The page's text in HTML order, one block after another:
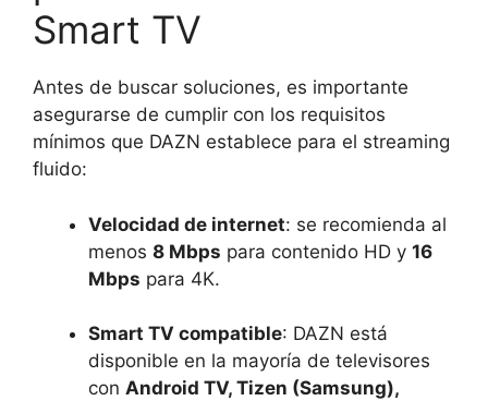
Smart TV
Antes de buscar soluciones, es importante
asegurarse de cumplir con los requisitos
mínimos que DAZN establece para el streaming
fluido:
Velocidad de internet: se recomienda al
menos 8 Mbps para contenido HD y 16
Mbps para 4K.
Smart TV compatible: DAZN está
disponible en la mayoría de televisores
con Android TV, Tizen (Samsung),